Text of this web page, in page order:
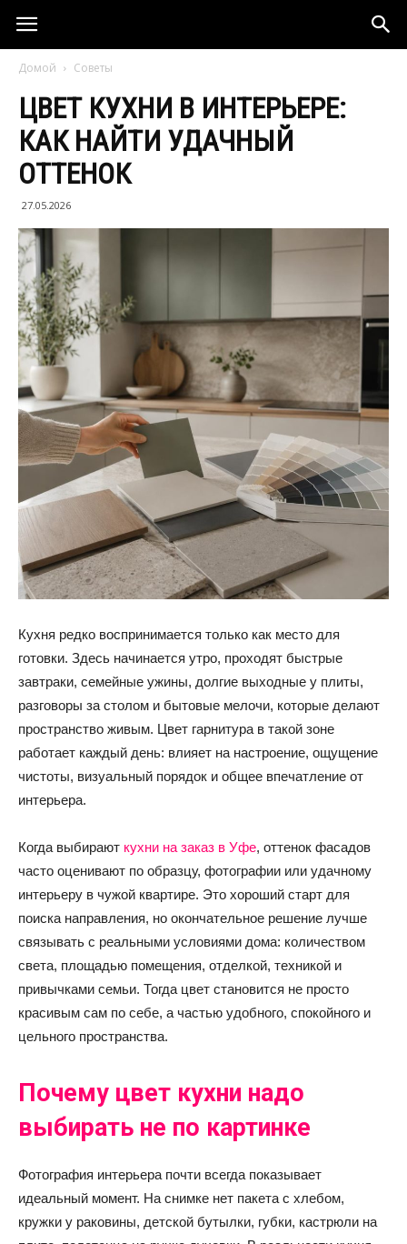
Домой Советы
ЦВЕТ КУХНИ В ИНТЕРЬЕРЕ:
КАК НАЙТИ УДАЧНЫЙ
ОТТЕНОК
27.05.2026
Кухня редко воспринимается только как место для
готовки. Здесь начинается утро, проходят быстрые
завтраки, семейные ужины, долгие выходные у плиты,
разговоры за столом и бытовые мелочи, которые делают
пространство живым. Цвет гарнитура в такой зоне
работает каждый день: влияет на настроение, ощущение
чистоты, визуальный порядок и общее впечатление от
интерьера.
Когда выбирают кухни на заказ в Уфе, оттенок фасадов
часто оценивают по образцу, фотографии или удачному
интерьеру в чужой квартире. Это хороший старт для
поиска направления, но окончательное решение лучше
связывать с реальными условиями дома: количеством
света, площадью помещения, отделкой, техникой и
привычками семьи. Тогда цвет становится не просто
красивым сам по себе, а частью удобного, спокойного и
цельного пространства.
Почему цвет кухни надо
выбирать не по картинке
Фотография интерьера почти всегда показывает
идеальный момент. На снимке нет пакета с хлебом,
кружки у раковины, детской бутылки, губки, кастрюли на